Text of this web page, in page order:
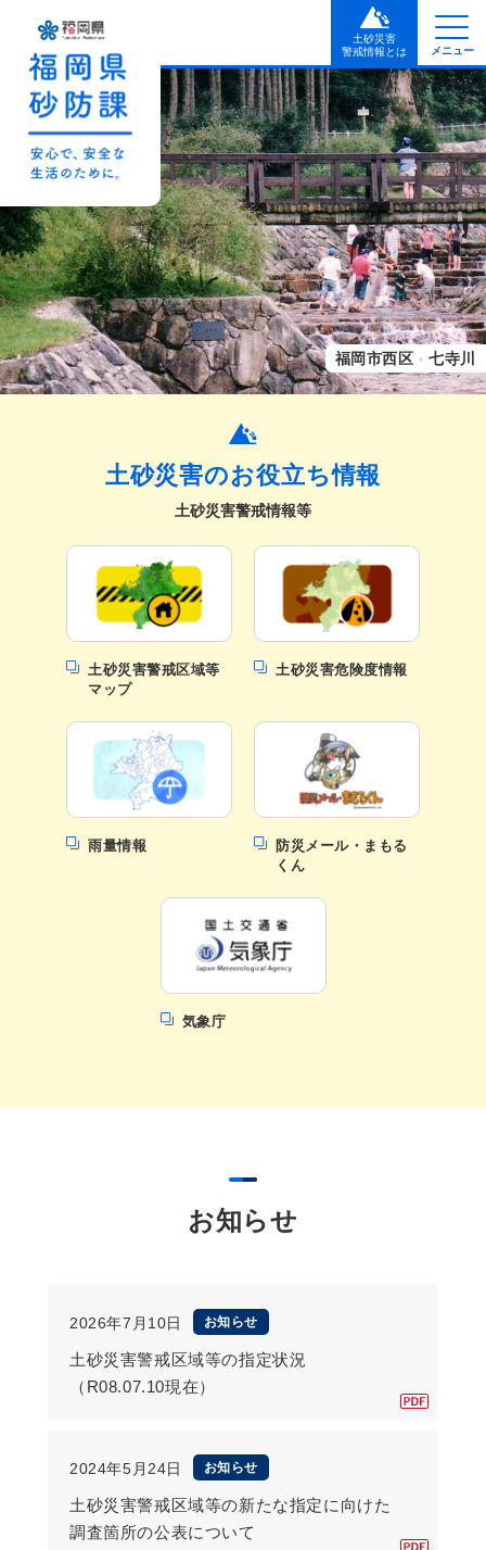
土砂災害
警戒情報とは
メニュー
福岡市西区 七寺川
土砂災害のお役立ち情報
土砂災害警戒情報等
土砂災害警戒区域等
マップ
土砂災害危険度情報
雨量情報
防災メール・まもる
くん
気象庁
お知らせ
2026年7月10日 お知らせ
土砂災害警戒区域等の指定状況
（R08.07.10現在）
2024年5月24日 お知らせ
土砂災害警戒区域等の新たな指定に向けた
調査箇所の公表について